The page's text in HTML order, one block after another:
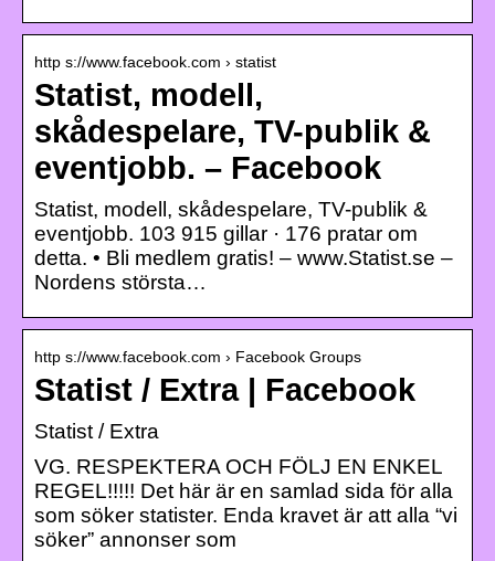
http s://www.facebook.com › statist
Statist, modell,
skådespelare, TV-publik &
eventjobb. – Facebook
Statist, modell, skådespelare, TV-publik &
eventjobb. 103 915 gillar · 176 pratar om
detta. • Bli medlem gratis! – www.Statist.se –
Nordens största…
http s://www.facebook.com › Facebook Groups
Statist / Extra | Facebook
Statist / Extra
VG. RESPEKTERA OCH FÖLJ EN ENKEL
REGEL!!!!! Det här är en samlad sida för alla
som söker statister. Enda kravet är att alla “vi
söker” annonser som